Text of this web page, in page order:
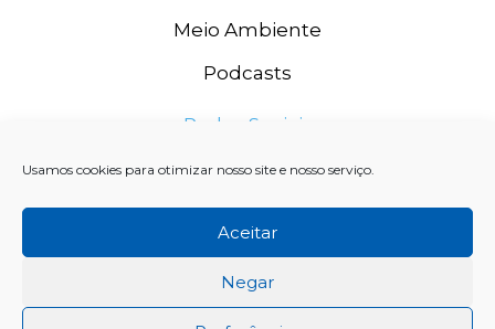
Usamos cookies para otimizar nosso site e nosso serviço.
Aceitar
Negar
Meio Ambiente
Podcasts
Redes Sociais